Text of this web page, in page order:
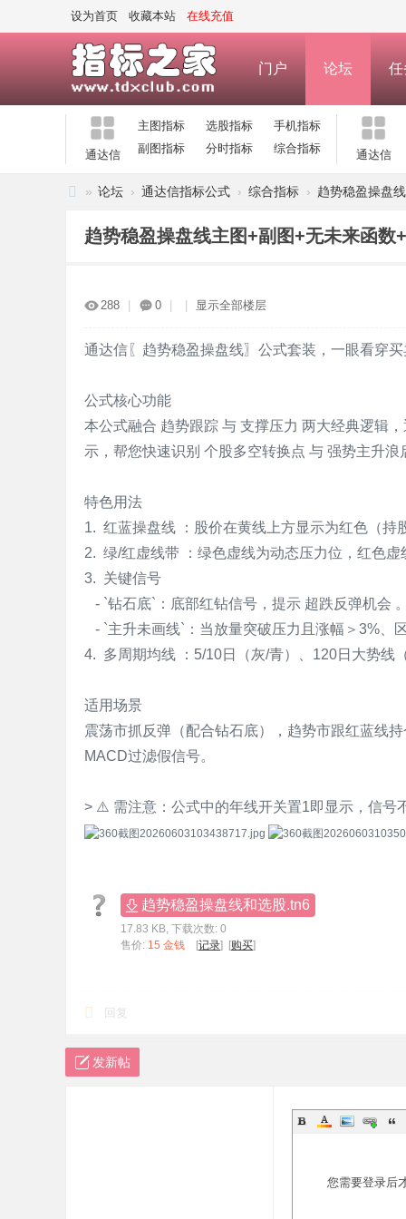
设为首页 收藏本站 在线充值
门户 论坛 任
通达信
主图指标 选股指标
手机指标
副图指标
分时指标 综合指标 通达信
» 论坛 › 通达信指标公式 › 综合指标 › 趋势稳盈操盘
趋势稳盈操盘线主图+副图+无未来函数
288 0 显示全部楼层
通达信〖趋势稳盈操盘线〗公式套装，一眼看穿
公式核心功能
本公式融合 趋势跟踪 与 支撑压力 两大经典逻辑
示，帮您快速识别 个股多空转换点 与 强势主升浪
特色用法
1. 红蓝操盘线 ：股价在黄线上方显示为红色（持
2. 绿/红虚线带 ：绿色虚线为动态压力位，红色
3. 关键信号
- `钻石底`：底部红钻信号，提示 超跌反弹机会
- `主升未画线`：当放量突破压力且涨幅＞3%、
4. 多周期均线 ：5/10日（灰/青）、120日大势线
适用场景
震荡市抓反弹（配合钻石底），趋势市跟红蓝线
MACD过滤假信号。
> ⚠️ 需注意：公式中的年线开关置1即显示，信号
趋势稳盈操盘线和选股.tn6
17.83 KB, 下载次数: 0
售价: 15 金钱 [记录] [购买]
回复
发新帖
您需要登录后